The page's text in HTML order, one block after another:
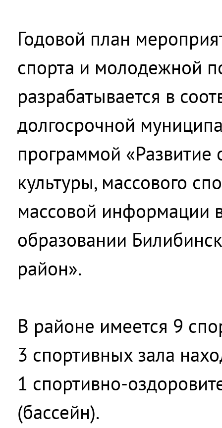
Годовой план
спорта и молодежной
разрабатывается в
долгосрочной
программой «Развитие
культуры, массового
массовой информации
образовании
район».
В районе имеется 9
3 спортивных зала
1 спортивно-
(бассейн).